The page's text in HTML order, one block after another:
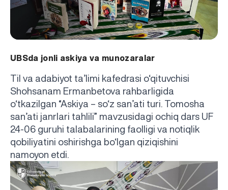
UBSda jonli askiya va munozaralar
Til va adabiyot ta’ limi kafedrasi o‘qituvchisi
Shohsanam Ermanbetova rahbarligida
o‘tkazilgan “Askiya – so‘z san’ati turi Tomosha
san’ati janrlari tahlili” mavzusidagi ochiq dars UF
24-06 guruhi talabalarining faolligi va notiqlik
qobiliyatini oshirishga bo‘ lgan qiziqishini
namoyon etdi